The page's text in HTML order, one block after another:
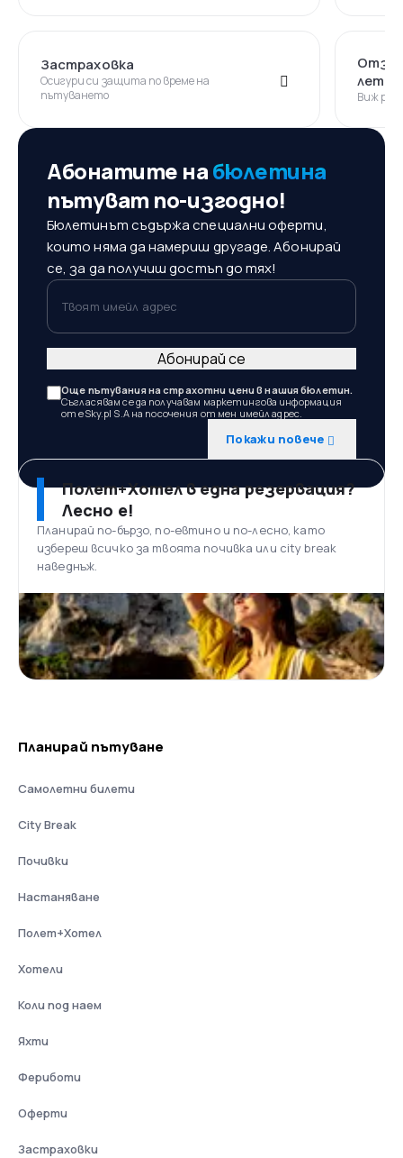
Застраховка
Осигури си защита по време на
пътуването
Виж
Абонатите набюлетина
пътуват по-изгодно!
Бюлетинът съдържа специални оферти,
които няма да намериш другаде. Абонирай
се, за да получиш достъп до тях!
Твоят имейл адрес
Още пътувания на страхотни цени в нашия бюлетин.
Съгласявам се да получавам маркетингова информация
от eSky.pl S.A на посочения от мен имейл адрес.
Покажи повече
Абонирай се
Полет+Хотел в една резервация?
Лесно е!
Планирай по-бързо, по-евтино и по-лесно, като
избереш всичко за твоята почивка или city break
наведнъж.
Планирай пътуване
Самолетни билети
City Break
Почивки
Настаняване
Полет+Хотел
Хотели
Коли под наем
Яхти
Фериботи
Оферти
Застраховки